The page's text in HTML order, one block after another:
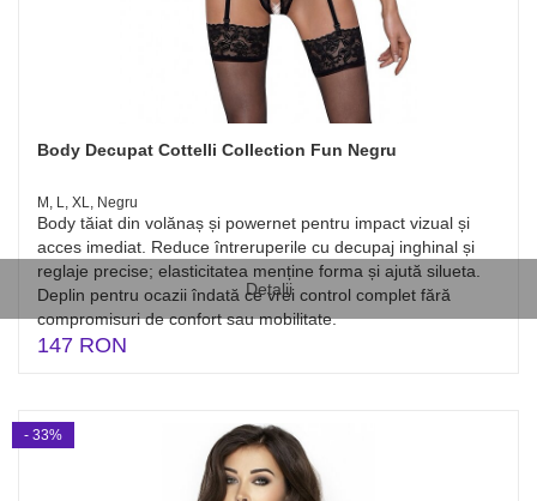
Detalii
Body Decupat Cottelli Collection Fun Negru
M, L, XL, Negru
Body tăiat din volănaș și powernet pentru impact vizual și
acces imediat. Reduce întreruperile cu decupaj inghinal și
reglaje precise; elasticitatea menține forma și ajută silueta.
Deplin pentru ocazii îndată ce vrei control complet fără
compromisuri de confort sau mobilitate.
147 RON
- 33%